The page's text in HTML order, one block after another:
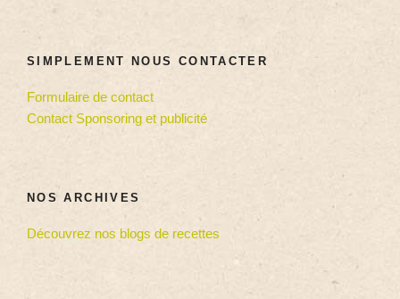
SIMPLEMENT NOUS CONTACTER
Formulaire de contact
Contact Sponsoring et publicité
NOS ARCHIVES
Découvrez nos blogs de recettes